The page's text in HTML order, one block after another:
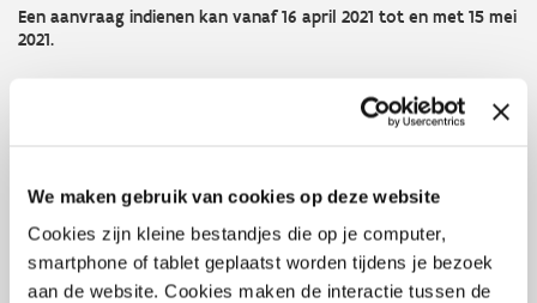
We maken gebruik van cookies op deze website
Cookies zijn kleine bestandjes die op je computer,
smartphone of tablet geplaatst worden tijdens je bezoek
aan de website. Cookies maken de interactie tussen de
Een aanvraag indienen kan vanaf 16 april 2021 tot en met 15 mei
2021.
Raadpleeg de lijst van verplicht gesloten
Blijf op de hoogte en schrijf je in voor de
corona nieuwsbrief!
Raadpleeg zeker ook de veelgestelde
vragen!